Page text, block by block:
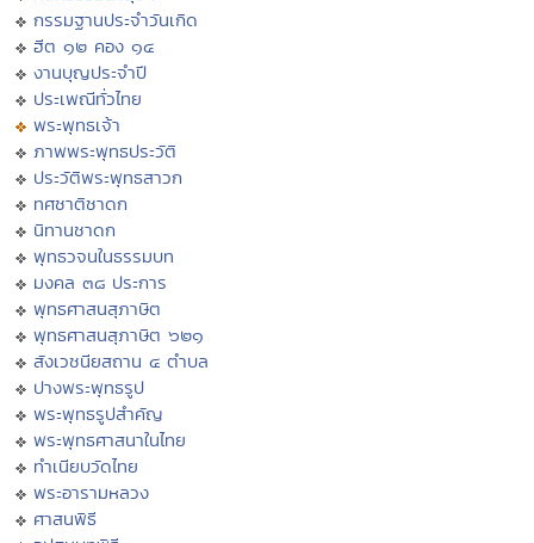
กรรมฐานประจำวันเกิด
ฮีต ๑๒ คอง ๑๔
งานบุญประจำปี
ประเพณีทั่วไทย
พระพุทธเจ้า
ภาพพระพุทธประวัติ
ประวัติพระพุทธสาวก
ทศชาติชาดก
นิทานชาดก
พุทธวจนในธรรมบท
มงคล ๓๘ ประการ
พุทธศาสนสุภาษิต
พุทธศาสนสุภาษิต ๖๒๑
สังเวชนียสถาน ๔ ตำบล
ปางพระพุทธรูป
พระพุทธรูปสำคัญ
พระพุทธศาสนาในไทย
ทำเนียบวัดไทย
พระอารามหลวง
ศาสนพิธี